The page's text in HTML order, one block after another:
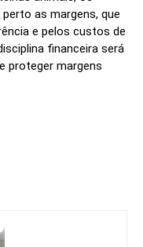
as margens, que
e pelos custos de
financeira será
proteger margens